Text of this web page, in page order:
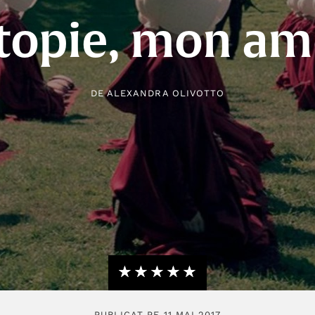
mon
DEALEXANDRA OLIVOTTO
★★★★★
☆☆☆☆☆